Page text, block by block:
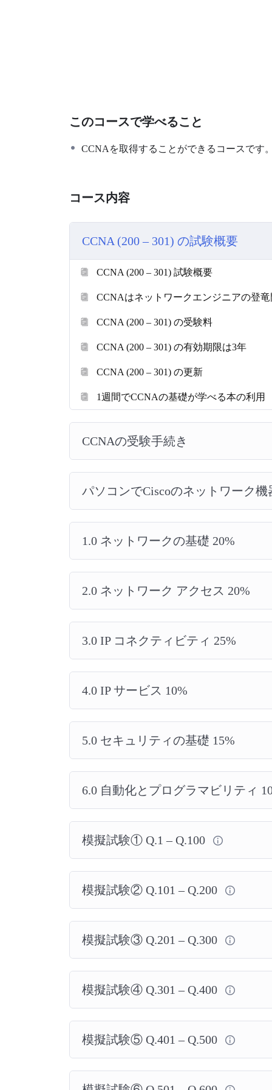
このコースで学べること
CCNAを取得することができるコースです
コース内容
CCNA (200 – 301) の試験概要
CCNA (200 – 301) 試験概要
CCNAはネットワークエンジニアの登
CCNA (200 – 301) の受験料
CCNA (200 – 301) の有効期限は3年
CCNA (200 – 301) の更新
1週間でCCNAの基礎が学べる本の利用
CCNAの受験手続き
パソコンでCiscoのネットワーク
1.0 ネットワークの基礎 20%
2.0 ネットワーク アクセス 20%
3.0 IP コネクティビティ 25%
4.0 IP サービス 10%
5.0 セキュリティの基礎 15%
6.0 自動化とプログラマビリティ
模擬試験① Q.1 – Q.100
模擬試験② Q.101 – Q.200
模擬試験③ Q.201 – Q.300
模擬試験④ Q.301 – Q.400
模擬試験⑤ Q.401 – Q.500